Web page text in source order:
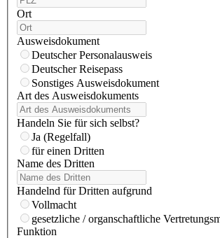
Ort
Ausweisdokument
Deutscher Personalausweis
Deutscher Reisepass
Sonstiges Ausweisdokument
Art des Ausweisdokuments
Handeln Sie für sich selbst?
Ja (Regelfall)
für einen Dritten
Name des Dritten
Handelnd für Dritten aufgrund
Vollmacht
gesetzliche / organschaftliche
Funktion